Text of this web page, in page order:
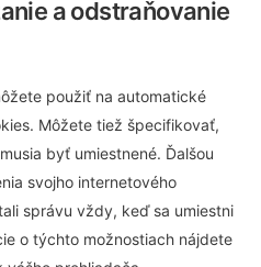
a odstraňovanie
použiť na automatické
Môžete tiež špecifikovať,
byť umiestnené. Ďalšou
svojho internetového
správu vždy, keď sa umiestni
o týchto možnostiach nájdete